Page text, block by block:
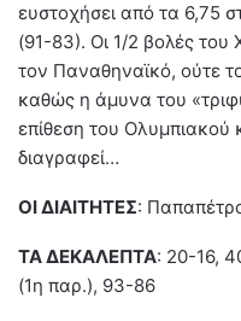
ευστοχήσει από τα 6,75
(91-83). Οι 1/2 βολές του
τον Παναθηναϊκό, ούτε
καθώς η άμυνα του
επίθεση του Ολυμπιακού
διαγραφεί…
ΟΙ ΔΙΑΙΤΗΤΕΣ:
ΤΑ ΔΕΚΑΛΕΠΤΑ: 20-16,
(1η παρ.), 93-86